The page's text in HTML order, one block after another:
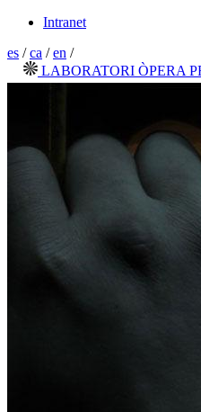
Intranet
es /ca /en /
LABORATORI ÒPERA